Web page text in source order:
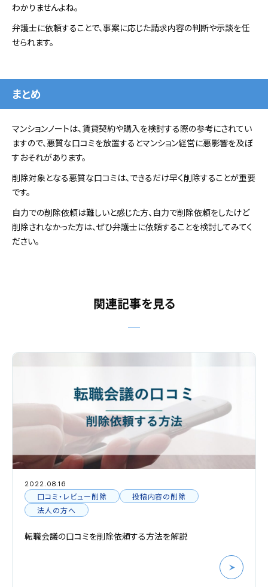
わかりませんよね。
弁護士に依頼することで、事案に応じた請求内容の判断や示談を任
せられます。
まとめ
マンションノートは、賃貸契約や購入を検討する際の参考にされてい
ますので、悪質な口コミを放置するとマンション経営に悪影響を及ぼ
すおそれがあります。
削除対象となる悪質な口コミは、できるだけ早く削除することが重要
です。
自力での削除依頼は難しいと感じた方、自力で削除依頼をしたけど
削除されなかった方は、ぜひ弁護士に依頼することを検討してみてく
ださい。
関連記事を見る
投稿者の特定
命令申立の解説